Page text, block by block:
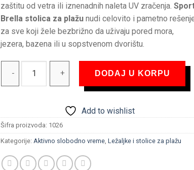
zaštitu od vetra ili iznenadnih naleta UV zračenja.
Brella stolica za plažu nudi celovito i pametno
za sve koji žele bezbrižno da uživaju pored mora,
jezera, bazena ili u sopstvenom dvorištu.
Sport-Brella stolica za plažu sa suncobranom | UPF
DODAJ U KORPU
Add to wishlist
Šifra proizvoda: 1026
Kategorije: Aktivno slobodno vreme, Ležaljke i stolice za plažu